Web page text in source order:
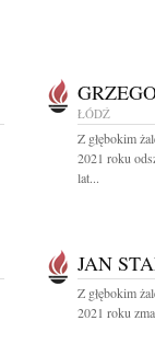
ŁÓDŹ
Z głębokim
2021 roku
lat...
JAN
Z głębokim
2021 roku